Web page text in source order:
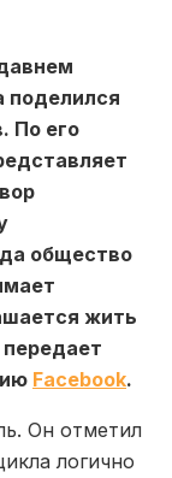
поделился
По его
общество
жить
Facebook.
Он отметил
логично